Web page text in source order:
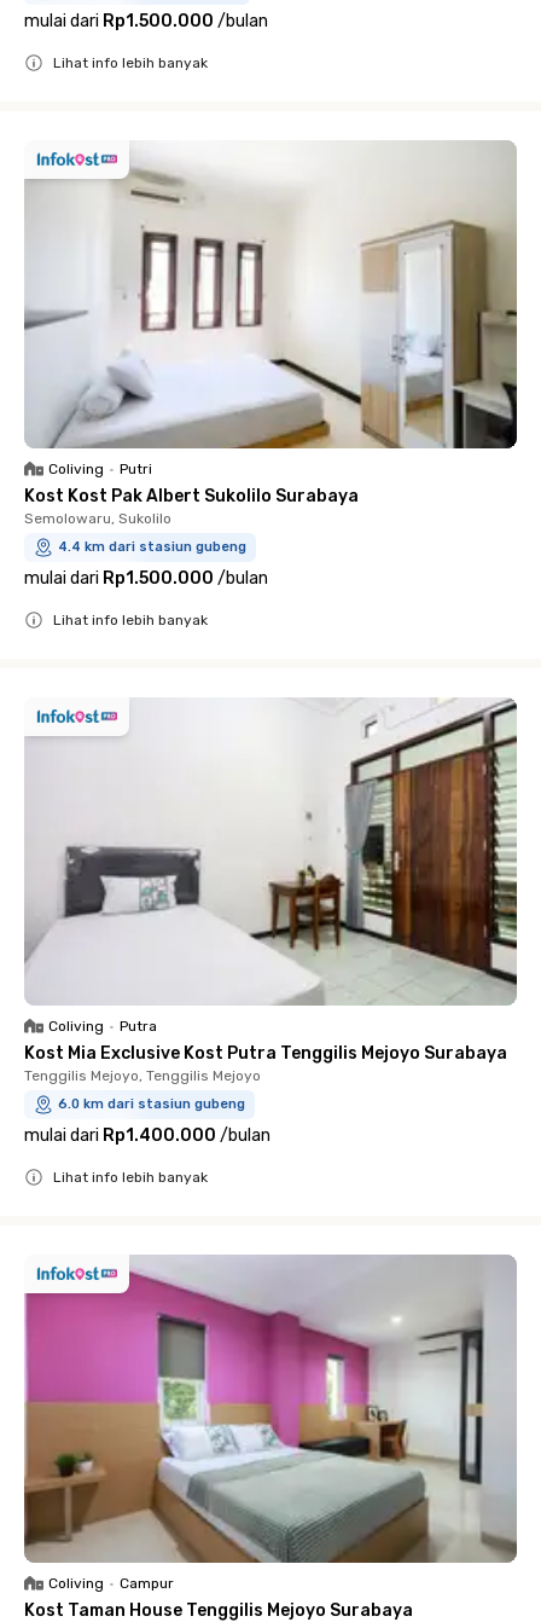
mulai dari Rp1.500.000 /bulan
Lihat info lebih banyak
Coliving • Putri
Kost Kost Pak Albert Sukolilo Surabaya
Semolowaru, Sukolilo
4.4 km dari stasiun gubeng
mulai dari Rp1.500.000 /bulan
Lihat info lebih banyak
Coliving • Putra
Kost Mia Exclusive Kost Putra Tenggilis Mejoyo Surabaya
Tenggilis Mejoyo, Tenggilis Mejoyo
6.0 km dari stasiun gubeng
mulai dari Rp1.400.000 /bulan
Lihat info lebih banyak
Coliving • Campur
Kost Taman House Tenggilis Mejoyo Surabaya